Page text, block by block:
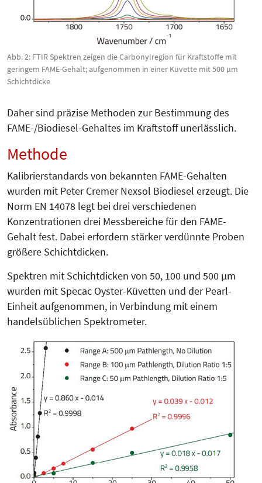
Abb. 2: FTIR Spektren zeigen die Carbonylregion für Kraftstoffe mit
geringem FAME-Gehalt; aufgenommen in einer Küvette mit 500 µm
Schichtdicke
Daher sind präzise Methoden zur Be­stimmung des
FAME-/Biodiesel-Gehaltes im Kraftstoff unerlässlich.
Methode
Kalibrierstandards von bekannten FAME-Gehalten
wurden mit Peter Cremer Nexsol Biodiesel erzeugt. Die
Norm EN 14078 legt bei drei verschiedenen
Konzentrationen drei Messbe­reiche für den FAME-
Gehalt fest. Dabei erfordern stärker verdünnte Proben
größere Schichtdicken.
Spektren mit Schichtdicken von 50, 100 und 500 µm
wurden mit Specac Oyster-Küvetten und der Pearl-
Einheit aufgenommen, in Verbindung mit einem
handelsüblichen Spektrometer.